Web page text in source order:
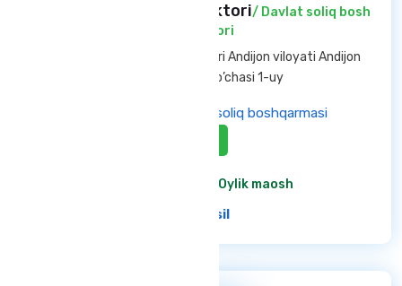
Davlat soliq bosh inspektori/ Davlat soliq bosh
inspektori
Andijon viloyati — Andijon shahri Andijon viloyati Andijon
shahar Oltinko’l ko’chasi 1-uy
Andijon viloyati davlat soliq boshqarmasi
/ Oylik maosh
Ba'tafsil